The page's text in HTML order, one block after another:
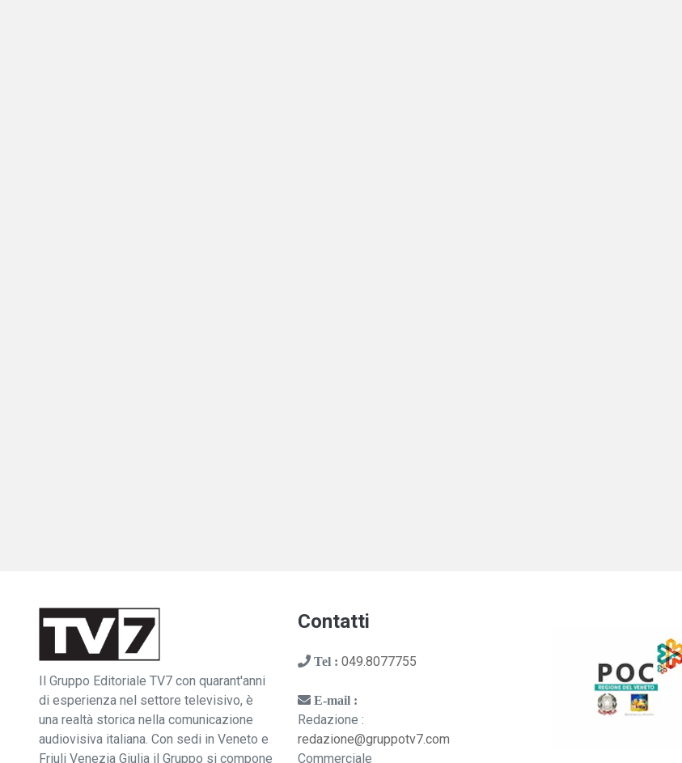
Il Gruppo Editoriale TV7 con quarant'anni
di esperienza nel settore televisivo, è
una realtà storica nella comunicazione
audiovisiva italiana. Con sedi in Veneto e
Friuli Venezia Giulia il Gruppo si compone
Contatti
Tel : 049.8077755
E-mail :
Redazione :
redazione@gruppotv7.com
Commerciale